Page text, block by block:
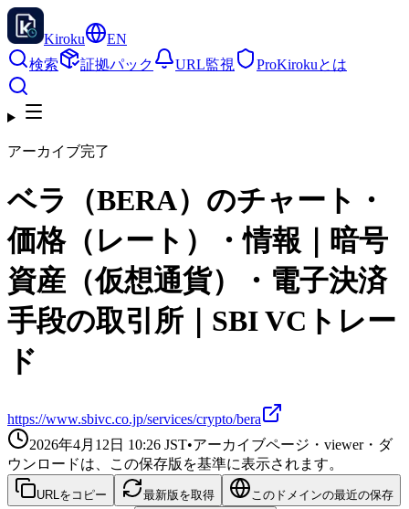
Kiroku
EN
検索
証拠パック URL監視 ProKirokuとは
アーカイブ完了
ベラ（BERA）のチャート・
価格（レート）・情報｜暗号
資産（仮想通貨）・電子決済
手段の取引所｜SBI VCトレー
ド
https://www.sbivc.co.jp/services/crypto/bera
2026年4月12日 10:26 JST•アーカイブページ・viewer・ダ
ウンロードは、この保存版を基準に表示されます。
URLをコピー 最新版を取得 このドメインの最近の保存